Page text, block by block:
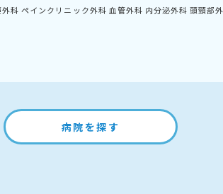
外科 ペインクリニック外科 血管外科 内分泌外科 頭頸部
病院を探す